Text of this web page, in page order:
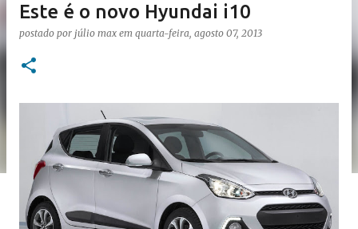
Este é o novo Hyundai i10
postado por júlio max em quarta-feira, agosto 07, 2013